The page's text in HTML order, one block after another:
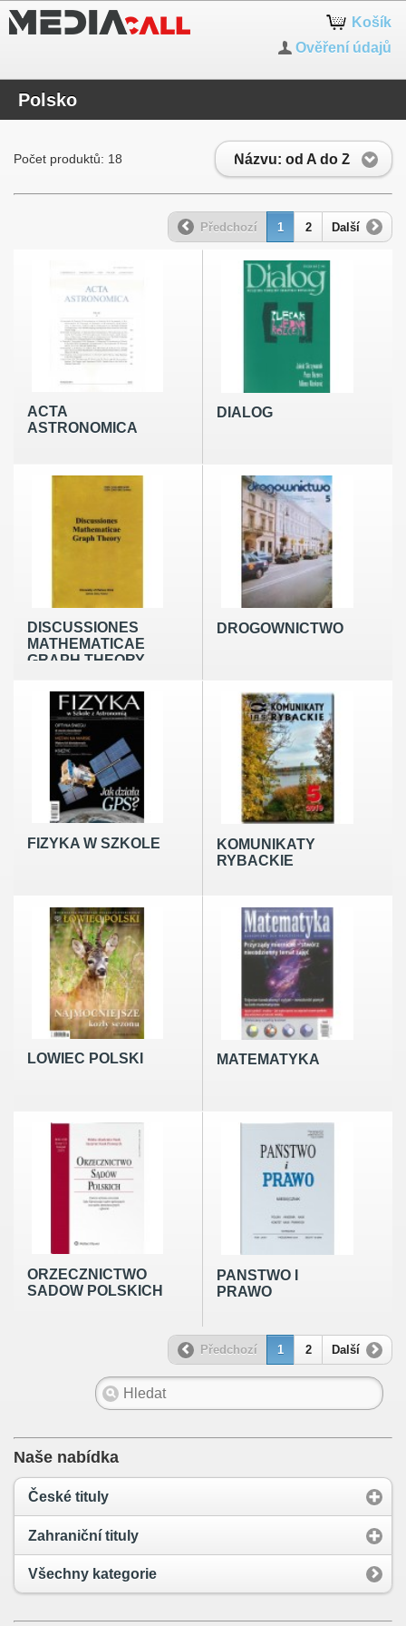
Košík
Ověření údajů
Polsko
Názvu: od A do Z
Počet produktů: 18
Předchozí 1 2 Další
ACTA
ASTRONOMICA
DIALOG
DISCUSSIONES
MATHEMATICAE
GRAPH THEORY
DROGOWNICTWO
FIZYKA W SZKOLE
KOMUNIKATY
RYBACKIE
LOWIEC POLSKI MATEMATYKA
ORZECZNICTWO
SADOW POLSKICH
PANSTWO I
PRAWO
Předchozí 1 2 Další
Naše nabídka
České tituly
Zahraniční tituly
Všechny kategorie